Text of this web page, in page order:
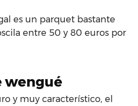
es un parquet bastante
entre 50 y 80 euros por
wengué
y muy característico, el